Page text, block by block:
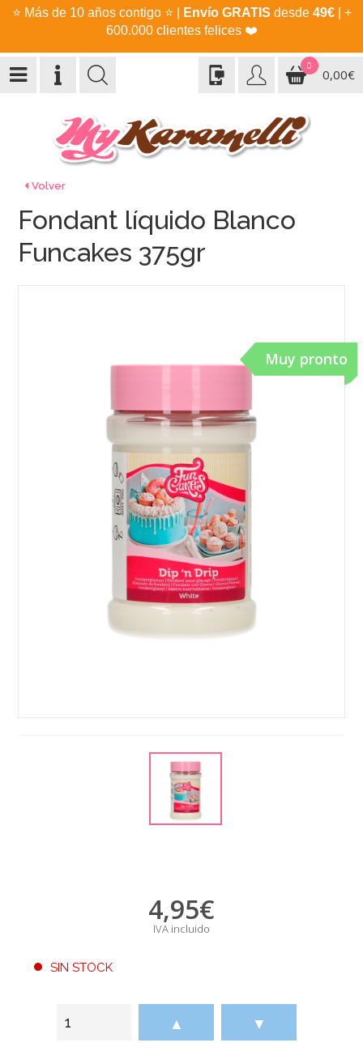
⭐ Más de 10 años contigo ⭐ Envío GRATIS desde 49€| +
600.000 clientes felices ❤️
0
0,00€
Volver
Muy pronto
Fondant líquido Blanco
Funcakes 375gr
4,95€
IVA incluido
SIN STOCK
▲ ▼